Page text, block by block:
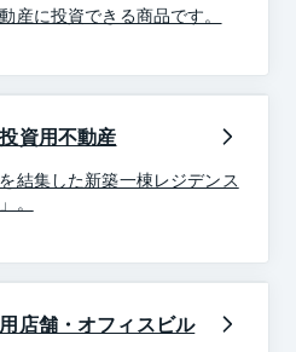
産に投資できる商品です。
資用不動産
結集した新築一棟レジデンス
。
店舗・オフィスビル